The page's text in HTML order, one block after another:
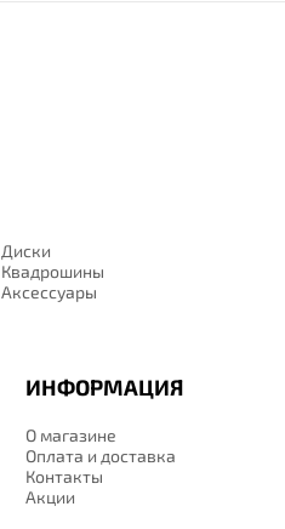
Диски
Квадрошины
Аксессуары
ИНФОРМАЦИЯ
О магазине
Оплата и доставка
Контакты
Акции